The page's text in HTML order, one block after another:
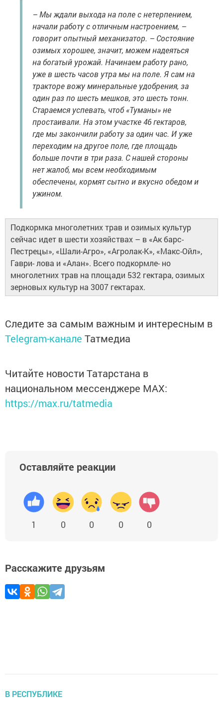
– Мы ждали выхода на поле с нетерпением,
начали работу с отличным настроением, –
говорит опытный механизатор. – Состояние
озимых хорошее, значит, можем надеяться
на богатый урожай. Начинаем работу рано,
уже в шесть часов утра мы на поле. Я сам на
тракторе вожу минеральные удобрения, за
один раз по шесть мешков, это шесть тонн.
Стараемся успевать, чтоб «Туманы» не
простаивали. На этом участке 46 гектаров,
где мы закончили работу за один час. И уже
переходим на другое поле, где площадь
больше почти в три раза. С нашей стороны
нет жалоб, мы всем необходимым
обеспечены, кормят сытно и вкусно обедом и
ужином.
Подкормка многолетних трав и озимых культур
сейчас идет в шести хозяйствах – в «Ак барс-
Пестрецы», «Шали-Агро», «Агролак-К», «Макс-Ойл»,
Гаври- лова и «Алан». Всего подкормле- но
многолетних трав на площади 532 гектара, озимых
зерновых культур на 3007 гектарах.
Следите за самым важным и интересным в
Telegram-канале Татмедиа
Читайте новости Татарстана в
национальном мессенджере MАХ:
https://max.ru/tatmedia
Оставляйте реакции
1 0 0 0 0
Расскажите друзьям
В РЕСПУБЛИКЕ